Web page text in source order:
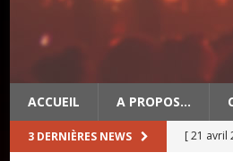
ACCUEIL A PROPOS…
3 DERNIÈRES NEWS [ 21 avril